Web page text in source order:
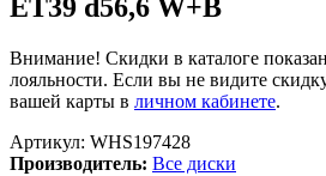
ET39 d56,6 W+B
Внимание! Скидки в каталоге
лояльности. Если вы не видите
вашей карты в личном кабинете.
Артикул: WHS197428
Производитель: Все диски